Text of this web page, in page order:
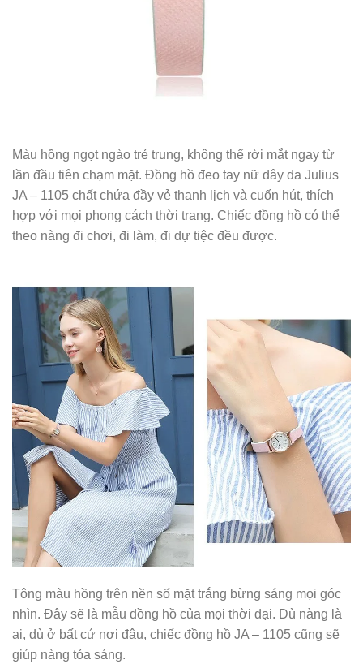
Màu hồng ngọt ngào trẻ trung, không thể rời mắt ngay từ
lần đầu tiên chạm mặt. Đồng hồ đeo tay nữ dây da Julius
JA – 1105 chất chứa đầy vẻ thanh lịch và cuốn hút, thích
hợp với mọi phong cách thời trang. Chiếc đồng hồ có thể
theo nàng đi chơi, đi làm, đi dự tiệc đều được.
Tông màu hồng trên nền số mặt trắng bừng sáng mọi góc
nhìn. Đây sẽ là mẫu đồng hồ của mọi thời đại. Dù nàng là
ai, dù ở bất cứ nơi đâu, chiếc đồng hồ JA – 1105 cũng sẽ
giúp nàng tỏa sáng.